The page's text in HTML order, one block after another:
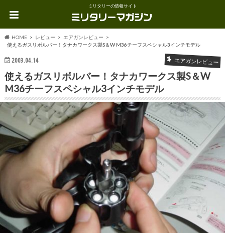
ミリタリーの情報サイト
HOME レビュー
エアガンレビュー
使えるガスリボルバー！タナカワークス製S＆W M36チーフスペシャル3インチモデル
2003.04.14 エアガンレビュー
使えるガスリボルバー！タナカワークス製S＆W
M36チーフスペシャル3インチモデル